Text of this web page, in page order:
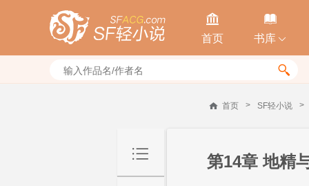

首页

书库 

首页 > SF轻小说 >
第14章 地精